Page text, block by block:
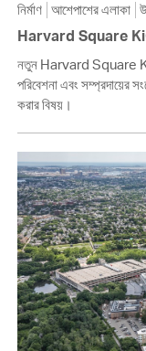
নির্মাণ আশেপাশের এলাকা
Harvard Square
নতুন Harvard Square
পরিবেশনা এবং সম্প্রদায়ের
করার বিষয়।